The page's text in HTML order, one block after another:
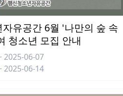
유공간 6월 '나만의 숲 속
청소년 모집 안내
2025-06-07
2025-06-14